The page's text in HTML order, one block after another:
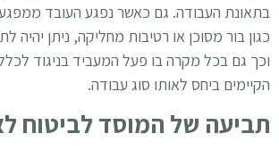
בתאונת העבודה. גם כאשר נפגע העובד
כגון בור מסוכן או רטיבות מחליקה, ניתן יהיה
וכך גם בכל מקרה בו פעל המעביד בניגוד
הקיימים ביחס לאותו סוג עבודה.
תביעה של המוסד לביטוח